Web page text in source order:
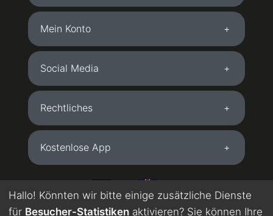
Mein Konto
Social Media
Rechtliches
Kostenlose App
Hallo! Könnten wir bitte einige zusätzliche Dienste
für Besucher-Statistiken aktivieren? Sie können Ihre